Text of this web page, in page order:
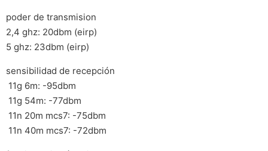
poder de transmision
2,4 ghz: 20dbm (eirp)
5 ghz: 23dbm (eirp)
sensibilidad de recepción
 11g 6m: -95dbm
 11g 54m: -77dbm
 11n 20m mcs7: -75dbm
 11n 40m mcs7: -72dbm